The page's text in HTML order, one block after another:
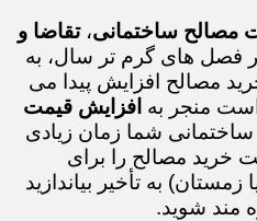
مصالح ساختمانی،تقاضا و
فصل های گرم تر سال، به
مصالح افزایش پیدا می
منجر به افزایش قیمت
ساختمانی شما زمان زیادی
خرید مصالح را برای
زمستان) به تأخیر بیاندازید
مند شوید.